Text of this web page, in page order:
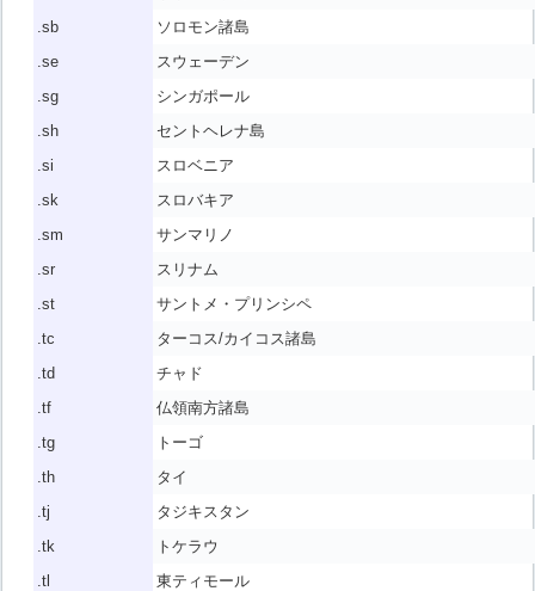
.sb
ソロモン諸島
.se
スウェーデン
.sg
シンガポール
.sh
セントヘレナ島
.si
スロベニア
.sk
スロバキア
.sm
サンマリノ
.sr
スリナム
.st
サントメ・プリンシペ
.tc
ターコス/カイコス諸島
.td
チャド
.tf
仏領南方諸島
.tg
トーゴ
.th
タイ
.tj
タジキスタン
.tk
トケラウ
.tl
東ティモール